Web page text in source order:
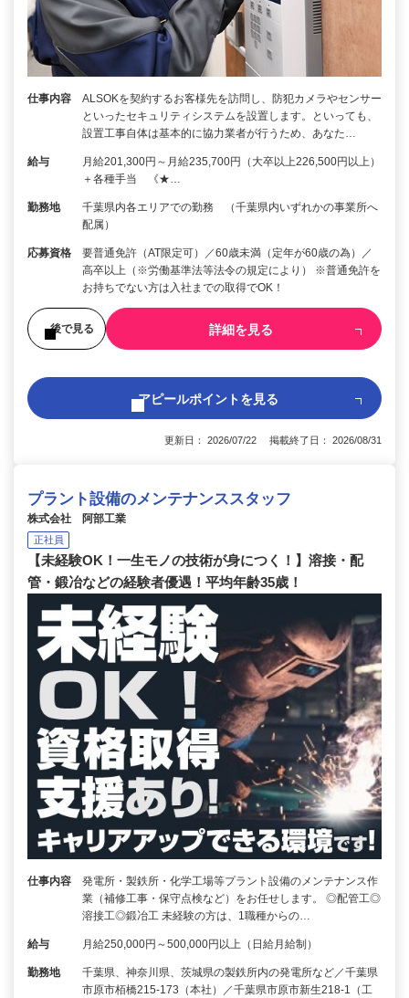
仕事内容
ALSOKを契約するお客様先を訪問し、防犯カメラやセンサー
といったセキュリティシステムを設置します。といっても、
設置工事自体は基本的に協力業者が行うため、あなた…
給与
月給201,300円～月給235,700円（大卒以上226,500円以上）
＋各種手当 《★…
勤務地
千葉県内各エリアでの勤務 （千葉県内いずれかの事業所へ
配属）
応募資格
要普通免許（AT限定可）／60歳未満（定年が60歳の為）／
高卒以上（※労働基準法等法令の規定により） ※普通免許を
お持ちでない方は入社までの取得でOK！
後で見る 詳細を見る
アピールポイントを見る
更新日： 2026/07/22 掲載終了日： 2026/08/31
プラント設備のメンテナンススタッフ
株式会社 阿部工業
正社員
【未経験OK！一生モノの技術が身につく！】溶接・配
管・鍛冶などの経験者優遇！平均年齢35歳！
仕事内容
発電所・製鉄所・化学工場等プラント設備のメンテナンス作
業（補修工事・保守点検など）をお任せします。 ◎配管工◎
溶接工◎鍛冶工 未経験の方は、1職種からの…
給与 月給250,000円～500,000円以上（日給月給制）
勤務地
千葉県、神奈川県、茨城県の製鉄所内の発電所など／千葉県
市原市栢橋215-173（本社）／千葉県市原市新生218-1（工